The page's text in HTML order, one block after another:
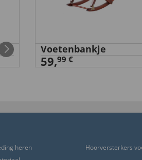
Voetenbankje
59,99 €
heren Hoorversterkers